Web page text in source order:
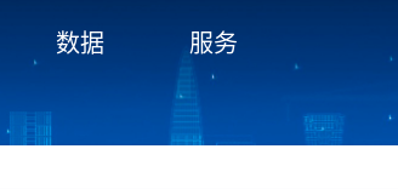
数据 服务